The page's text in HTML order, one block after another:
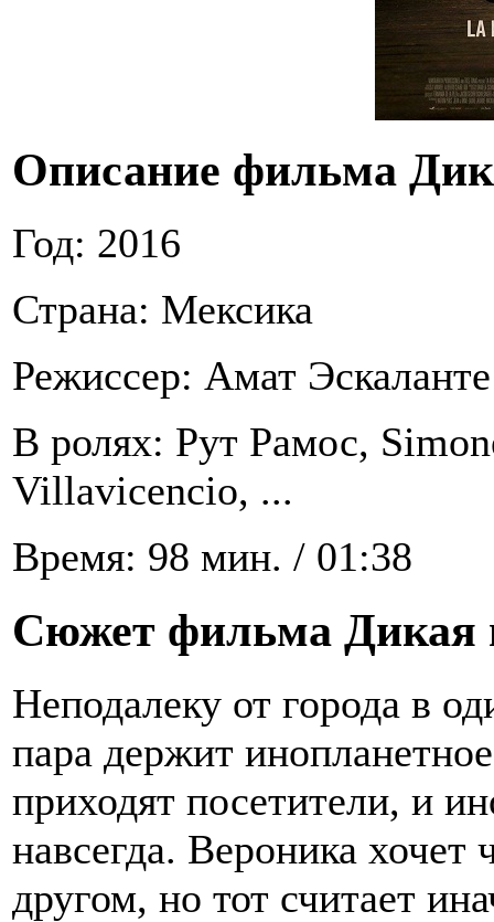
Описание фильма
Год: 2016
Страна: Мексика
Режиссер: Амат Эскаланте
В ролях: Рут Рамос,
Villavicencio, ...
Время: 98 мин. / 01:38
Сюжет фильма Дикая
Неподалеку от города в
пара держит
приходят посетители, и
навсегда. Вероника
другом, но тот считает